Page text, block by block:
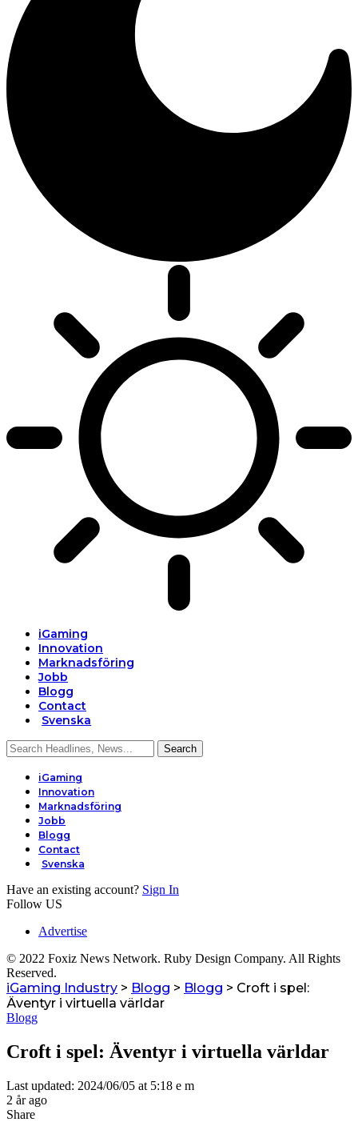
iGaming
Innovation
Marknadsföring
Jobb
Blogg
Contact
Svenska
iGaming
Innovation
Marknadsföring
Jobb
Blogg
Contact
Svenska
Have an existing account? Sign In
Follow US
Advertise
© 2022 Foxiz News Network. Ruby Design Company. All Rights
Reserved.
iGaming Industry > Blogg > Blogg > Croft i spel:
Äventyr i virtuella världar
Blogg
Croft i spel: Äventyr i virtuella världar
Last updated: 2024/06/05 at 5:18 e m
2 år ago
Share